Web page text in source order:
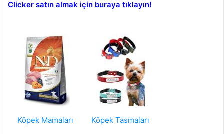
Clicker satın almak için buraya tıklayın!
Köpek Mamaları Köpek Tasmaları